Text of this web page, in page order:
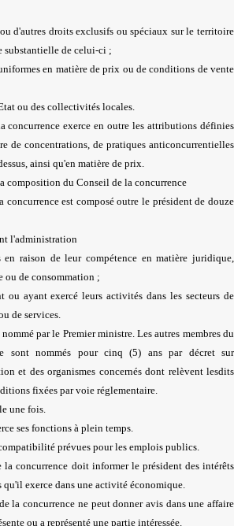
d'autres droits exclusifs ou spéciaux sur le territoire
substantielle de celui-ci ;
en matière de prix ou de conditions de vente
ou des collectivités locales.
exerce en outre les attributions définies
de concentrations, de pratiques anticoncurrentielles
ainsi qu'en matière de prix.
composition du Conseil de la concurrence
est composé outre le président de douze
l'administration
raison de leur compétence en matière juridique,
ou de consommation ;
ou ayant exercé leurs activités dans les secteurs de
de services.
par le Premier ministre. Les autres membres du
sont nommés pour cinq (5) ans par décret sur
et des organismes concernés dont relèvent lesdits
fixées par voie réglementaire.
une fois.
ses fonctions à plein temps.
prévues pour les emplois publics.
la concurrence doit informer le président des intérêts
exerce dans une activité économique.
la concurrence ne peut donner avis dans une affaire
ou a représenté une partie intéressée.